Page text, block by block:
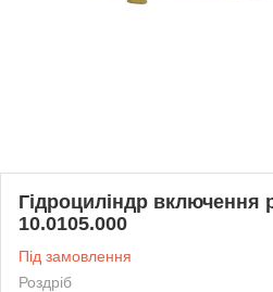
Гідроциліндр включення
10.0105.000
Під замовлення
Роздріб